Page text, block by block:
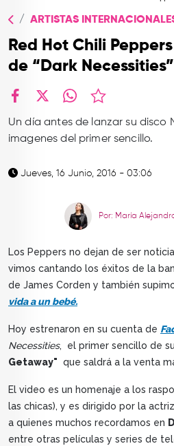
CONTACTO
ARTISTAS
Red Hot Chili
de “Dark Necessities”
Un día antes de lanzar su disco
imagenes del primer sencillo.
Jueves, 16 Junio, 2016 - 03:06
Por: María
Los Peppers no dejan de ser
vimos cantando los éxitos de la
de James Corden y también
vida a un bebé.
Hoy estrenaron en su cuenta de
Necessities, el primer sencillo de
Getaway" que saldrá a la venta
El video es un homenaje a los
las chicas), y es dirigido por la
a quienes muchos recordamos en
entre otras películas y series de